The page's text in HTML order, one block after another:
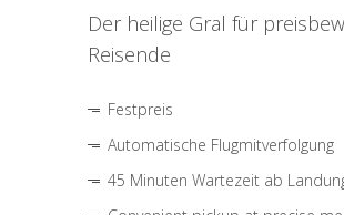
Der heilige Gral für
Reisende
Festpreis
Automatische Flugmitverfolgung
45 Minuten Wartezeit ab